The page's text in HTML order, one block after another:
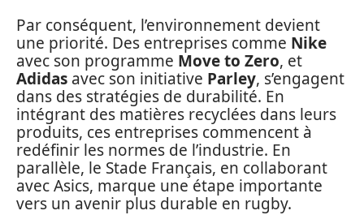
Par conséquent, l’environnement devient
une priorité. Des entreprises comme Nike
avec son programme Move to Zero, et
Adidas avec son initiative Parley, s’engagent
dans des stratégies de durabilité. En
intégrant des matières recyclées dans leurs
produits, ces entreprises commencent à
redéfinir les normes de l’industrie. En
parallèle, le Stade Français, en collaborant
avec Asics, marque une étape importante
vers un avenir plus durable en rugby.